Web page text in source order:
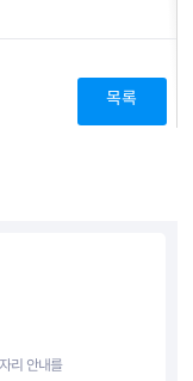
목록
리 안내를